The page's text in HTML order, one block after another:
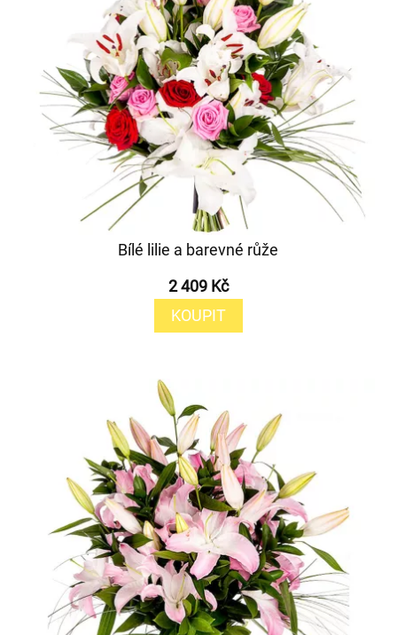
Bílé lilie a barevné růže
2 409 Kč
KOUPIT